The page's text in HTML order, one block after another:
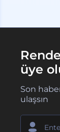
üye
Son
ulaşsın